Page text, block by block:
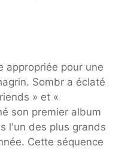
appropriée pour une
Sombr a éclaté
» et «
son premier album
l'un des plus grands
Cette séquence